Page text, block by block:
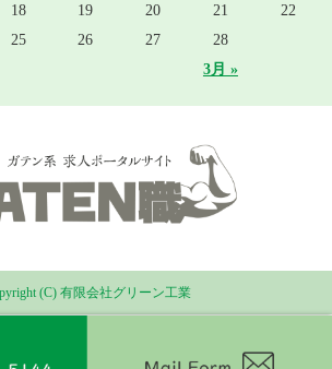
3月 »
18 19 20 21
22
25 26 27 28
(C) 有限会社グリーン工業